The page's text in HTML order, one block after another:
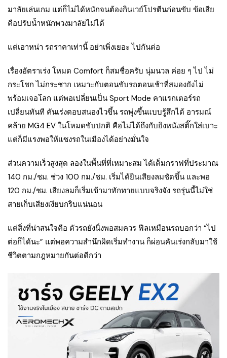
มาลัยเล่นเกม แต่ก็ไม่ได้หนักจนต้องกินเวย์โปรตีนก่อนขับ ข้อเสีย
คือปรับน้ำหนักพวงมาลัยไม่ได้
แต่เอาหน่า รถราคาเท่านี้ อย่าเพิ่งเยอะ ไปกันต่อ
เรื่องอัตราเร่ง โหมด Comfort ก็สมชื่อครับ นุ่มนวล ค่อย ๆ ไป ไม่
กระโชก ไม่กระชาก เหมาะกับตอนขับรถตอนเช้าที่สมองยังไม่
พร้อมเจอโลก แต่พอเปลี่ยนเป็น Sport Mode คาแรกเตอร์รถ
เปลี่ยนทันที คันเร่งตอบสนองไวขึ้น รถพุ่งขึ้นแบบรู้สึกได้ อารมณ์
คล้าย MG4 EV ในโหมดขับปกติ คือไม่ได้ถึงกับยิงหนังสติ๊กใส่เบาะ
แต่ก็มีแรงพอให้แซงรถในเมืองได้อย่างมั่นใจ
ส่วนความเร็วสูงสุด ลองในพื้นที่ที่เหมาะสม ได้เต็มกราฟที่ประมาณ
140 กม./ชม. ช่วง 100 กม./ชม. เริ่มได้ยินเสียงลมชัดขึ้น และพอ
120 กม./ชม. เสียงลมก็เริ่มเข้ามาทักทายแบบจริงจัง รถรุ่นนี้ไม่ใช่
สายเก็บเสียงเงียบกริบแน่นอน
แต่สิ่งที่น่าสนใจคือ ตัวรถยังนิ่งพอสมควร ฟีลเหมือนรถบอกว่า “ไป
ต่อก็ได้นะ” แต่พอความสำนึกผิดเริ่มทำงาน ก็ผ่อนคันเร่งกลับมาใช้
ชีวิตตามกฎหมายกันต่อดีกว่า